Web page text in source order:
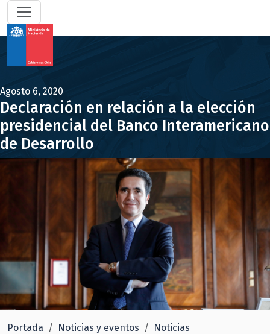
Agosto 6, 2020
Declaración en relación a la elección
presidencial del Banco Interamericano
de Desarrollo
Portada Noticias y eventos Noticias